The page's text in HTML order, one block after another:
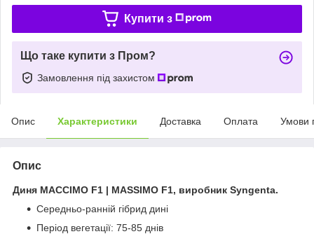
Купити з
Що таке купити з Пром?
Замовлення під захистом
Опис Характеристики Доставка Оплата Умови
Опис
Диня МАССІМО F1 | MASSIMO F1, виробник Syngenta.
Середньо-ранній гібрид дині
Період вегетації: 75-85 днів